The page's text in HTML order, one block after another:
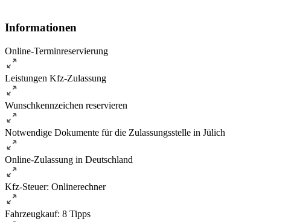
Informationen
Online-Terminreservierung
Leistungen Kfz-Zulassung
Wunschkennzeichen reservieren
Notwendige Dokumente für die Zulassungsstelle in Jülich
Online-Zulassung in Deutschland
Kfz-Steuer: Onlinerechner
Fahrzeugkauf: 8 Tipps